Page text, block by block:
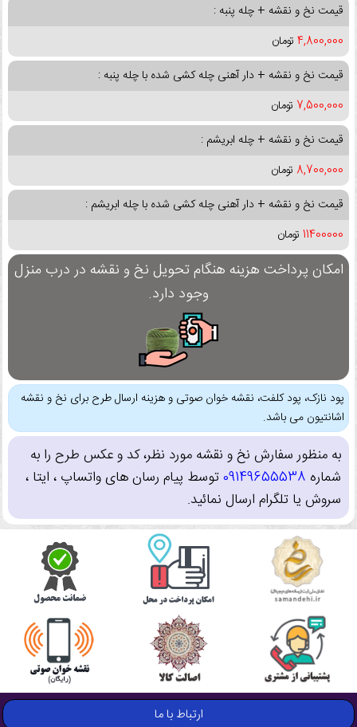
قیمت نخ و نقشه + چله پنبه :
4,800,000 تومان
قیمت نخ و نقشه + دار آهنی چله کشی شده با چله پنبه :
7,500,000 تومان
قیمت نخ و نقشه + چله ابریشم :
8,700,000 تومان
قیمت نخ و نقشه + دار آهنی چله کشی شده با چله ابریشم :
11400000 تومان
امکان پرداخت هزینه هنگام تحویل نخ و نقشه در درب منزل
وجود دارد.
پود نازک، پود کلفت، نقشه خوان صوتی و هزینه ارسال طرح برای نخ و نقشه
اشانتیون می باشد.
به منظور سفارش نخ و نقشه مورد نظر، کد و عکس طرح را به
شماره 09149655538توسط پیام رسان های واتساپ ، ایتا ،
سروش یا تلگرام ارسال نمائید.
ارتباط با ما